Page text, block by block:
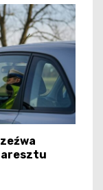
aresztu